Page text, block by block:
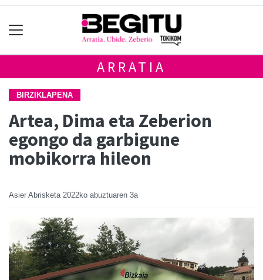
ARRATIA
BIRZIKLAPENA
Artea, Dima eta Zeberion
egongo da garbigune
mobikorra hileon
Asier Abrisketa 2022ko abuztuaren 3a